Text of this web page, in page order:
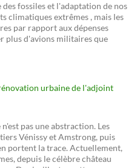
fossiles et l'adaptation de nos
climatiques extrêmes , mais les
par rapport aux dépenses
plus d'avions militaires que
urbaine de l'adjoint
pas une abstraction. Les
Vénissy et Amstrong, puis
portent la trace. Actuellement,
depuis le célèbre château